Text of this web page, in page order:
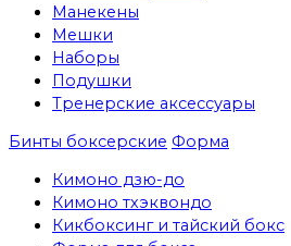
Манекены
Мешки
Наборы
Подушки
Тренерские аксессуары
Бинты боксерские Форма
Кимоно дзю-до
Кимоно тхэквондо
Кикбоксинг и тайский бокс